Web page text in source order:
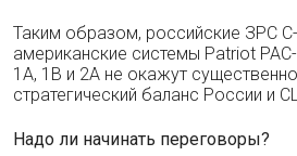
Таким образом, российские ЗРС
американские системы Patriot
1A, 1B и 2A не окажут
стратегический баланс России и
Надо ли начинать переговоры?